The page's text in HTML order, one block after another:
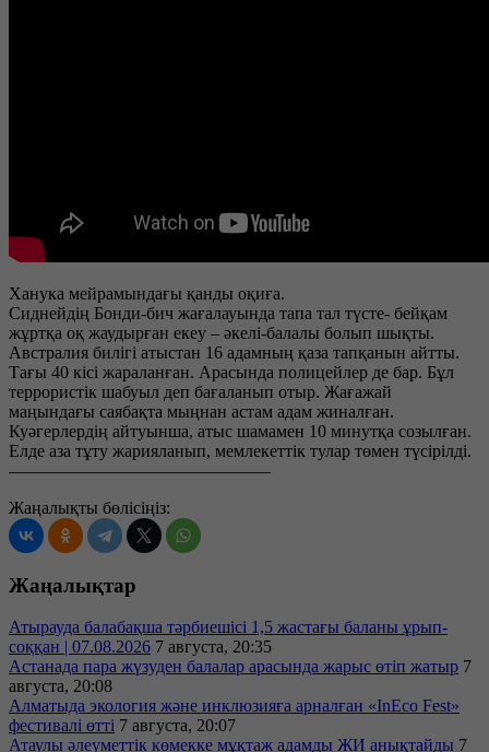
Ханука мейрамындағы қанды оқиға.
Сиднейдің Бонди-бич жағалауында тапа тал түсте- бейқам
жұртқа оқ жаудырған екеу – әкелі-балалы болып шықты.
Австралия билігі атыстан 16 адамның қаза тапқанын айтты.
Тағы 40 кісі жараланған. Арасында полицейлер де бар. Бұл
террористік шабуыл деп бағаланып отыр. Жағажай
маңындағы саябақта мыңнан астам адам жиналған.
Куәгерлердің айтуынша, атыс шамамен 10 минутқа созылған.
Елде аза тұту жарияланып, мемлекеттік тулар төмен түсірілді.
———————————————
Жаңалықты бөлісіңіз:
Жаңалықтар
Атырауда балабақша тәрбиешісі 1,5 жастағы баланы ұрып-
соққан | 07.08.2026 7 августа, 20:35
Астанада пара жүзуден балалар арасында жарыс өтіп жатыр 7
августа, 20:08
Алматыда экология және инклюзияға арналған «InEco Fest»
фестивалі өтті 7 августа, 20:07
Атаулы әлеуметтік көмекке мұқтаж адамды ЖИ анықтайды 7